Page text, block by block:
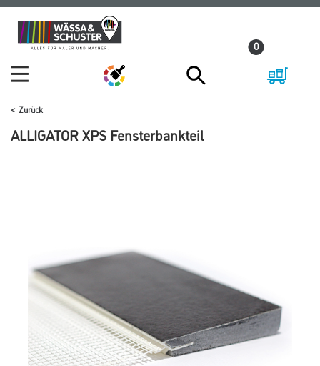
Zum
Inhalt
Zum
Navigationsmenü
0
Zurück
ALLIGATOR XPS Fensterbankteil